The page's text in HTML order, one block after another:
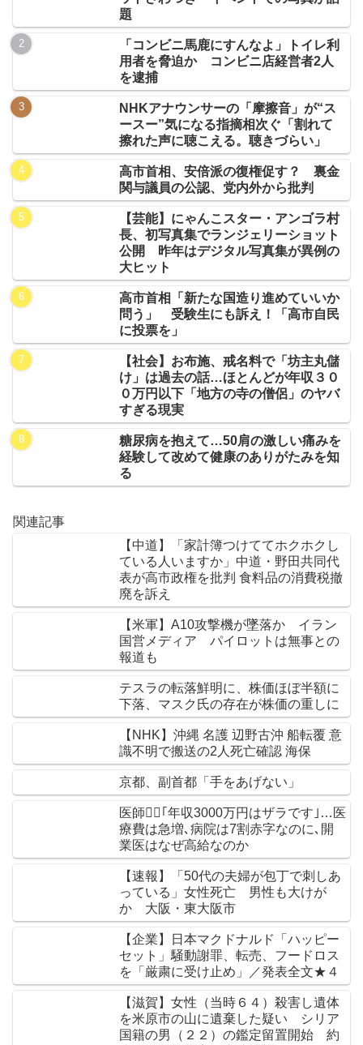
題
「コンビニ馬鹿にすんなよ」トイレ利
用者を脅迫か コンビニ店経営者2人
を逮捕
NHKアナウンサーの「摩擦音」が“ス
ースー”気になる指摘相次ぐ「割れて
擦れた声に聴こえる。聴きづらい」
高市首相、安倍派の復権促す？ 裏金
関与議員の公認、党内外から批判
【芸能】にゃんこスター・アンゴラ村
長、初写真集でランジェリーショット
公開 昨年はデジタル写真集が異例の
大ヒット
高市首相「新たな国造り進めていいか
問う」 受験生にも訴え！「高市自民
に投票を」
【社会】お布施、戒名料で「坊主丸儲
け」は過去の話…ほとんどが年収３０
０万円以下「地方の寺の僧侶」のヤバ
すぎる現実
糖尿病を抱えて…50肩の激しい痛みを
経験して改めて健康のありがたみを知
る
関連記事
【中道】「家計簿つけててホクホクし
ている人いますか」中道・野田共同代
表が高市政権を批判 食料品の消費税撤
廃を訴え
【米軍】A10攻撃機が墜落か イラン
国営メディア パイロットは無事との
報道も
テスラの転落鮮明に、株価ほぼ半額に
下落、マスク氏の存在が株価の重しに
【NHK】沖縄 名護 辺野古沖 船転覆 意
識不明で搬送の2人死亡確認 海保
京都、副首都「手をあげない」
医師👨‍⚕｢年収3000万円はザラです｣…医
療費は急増､病院は7割赤字なのに､開
業医はなぜ高給なのか
【速報】「50代の夫婦が包丁で刺しあ
っている」女性死亡 男性も大けが
か 大阪・東大阪市
【企業】日本マクドナルド「ハッピー
セット」騒動謝罪、転売、フードロス
を「厳粛に受け止め」／発表全文★４
【滋賀】女性（当時６４）殺害し遺体
を米原市の山に遺棄した疑い シリア
国籍の男（２２）の鑑定留置開始 約